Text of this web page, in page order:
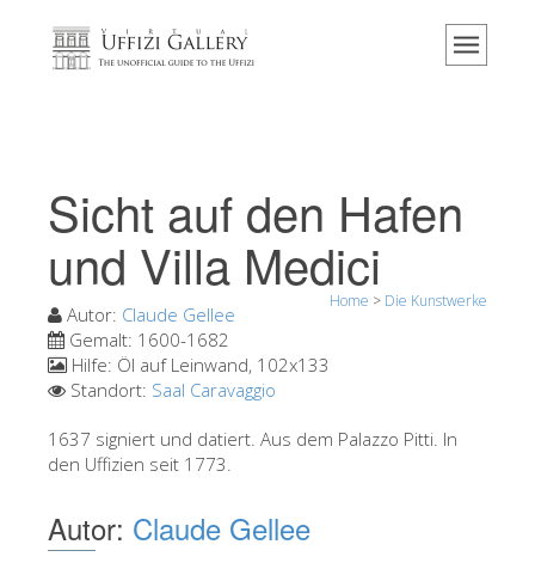
Home
Veranstaltungen & Ausstellungen
Besucher Bewertungen
Die Uffizien entdecken
Jetzt buchen
Virtuelle Tour
Die Kunstwerke
Die Säle
Sicht auf den Hafen
und Villa Medici
Home > Die Kunstwerke
Autor: Claude Gellee
Gemalt: 1600-1682
Hilfe: Öl auf Leinwand, 102x133
Standort: Saal Caravaggio
1637 signiert und datiert. Aus dem Palazzo Pitti. In
den Uffizien seit 1773.
Autor: Claude Gellee